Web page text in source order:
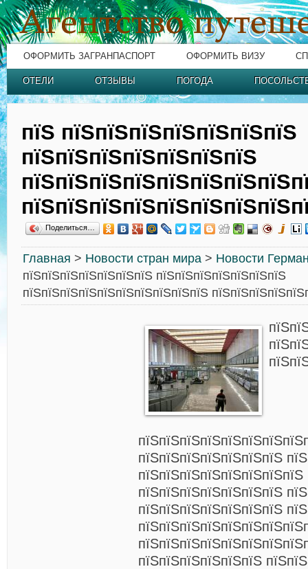
ОФОРМИТЬ ЗАГРАНПАСПОРТ ОФОРМИТЬ ВИЗУ
ОТЕЛИ ОТЗЫВЫ ПОГОДА
пїЅ пїЅпїЅпїЅпїЅпїЅпїЅпїЅ
пїЅпїЅпїЅпїЅпїЅпїЅпїЅ
Поделиться…
Главная > Новости стран мира > Новости
пїЅпїЅпїЅпїЅпїЅпїЅпїЅ пїЅпїЅпїЅпїЅпїЅпїЅпїЅ
пїЅпїЅпїЅпїЅпїЅпїЅпїЅпїЅпїЅпїЅ
пїЅпїЅпїЅпїЅпїЅпїЅпїЅ
пїЅпїЅпїЅпїЅпїЅпїЅпїЅпїЅ
пїЅпїЅпїЅпїЅпїЅпїЅпїЅ
пїЅпїЅпїЅпїЅпїЅпїЅпїЅ
пїЅпїЅпїЅпїЅпїЅпїЅ